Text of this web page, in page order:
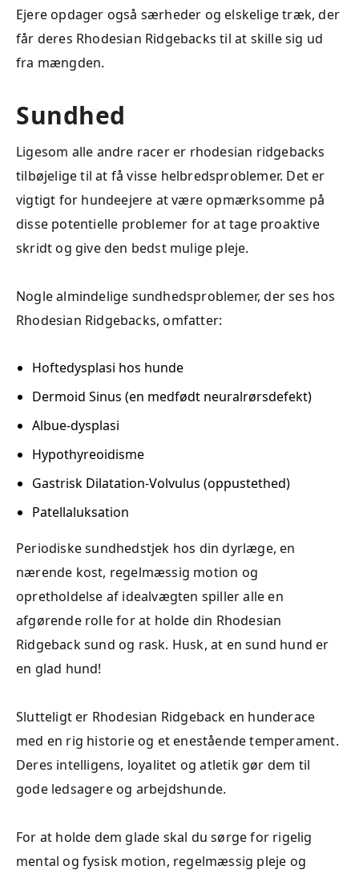
Ejere opdager også særheder og elskelige træk, der
får deres Rhodesian Ridgebacks til at skille sig ud
fra mængden.
Sundhed
Ligesom alle andre racer er rhodesian ridgebacks
tilbøjelige til at få visse helbredsproblemer. Det er
vigtigt for hundeejere at være opmærksomme på
disse potentielle problemer for at tage proaktive
skridt og give den bedst mulige pleje.
Nogle almindelige sundhedsproblemer, der ses hos
Rhodesian Ridgebacks, omfatter:
Hoftedysplasi hos hunde
Dermoid Sinus (en medfødt neuralrørsdefekt)
Albue-dysplasi
Hypothyreoidisme
Gastrisk Dilatation-Volvulus (oppustethed)
Patellaluksation
Periodiske sundhedstjek hos din dyrlæge, en
nærende kost, regelmæssig motion og
opretholdelse af idealvægten spiller alle en
afgørende rolle for at holde din Rhodesian
Ridgeback sund og rask. Husk, at en sund hund er
en glad hund!
Slutteligt er Rhodesian Ridgeback en hunderace
med en rig historie og et enestående temperament.
Deres intelligens, loyalitet og atletik gør dem til
gode ledsagere og arbejdshunde.
For at holde dem glade skal du sørge for rigelig
mental og fysisk motion, regelmæssig pleje og